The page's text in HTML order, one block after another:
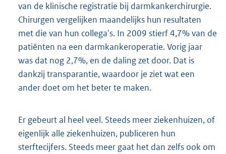
van de klinische registratie bij darmkankerchirurgie.
Chirurgen vergelijken maandelijks hun resultaten
met die van hun collega's. In 2009 stierf 4,7% van de
patiënten na een darmkankeroperatie. Vorig jaar
was dat nog 2,7%, en de daling zet door. Dat is
dankzij transparantie, waardoor je ziet wat een
ander doet om het beter te maken.
Er gebeurt al heel veel. Steeds meer ziekenhuizen, of
eigenlijk alle ziekenhuizen, publiceren hun
sterftecijfers. Steeds meer gaat het dan zelfs ook om